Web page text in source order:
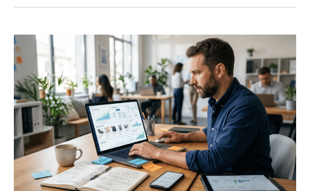
Créer
une
boutique
en
ligne
clé
en
main